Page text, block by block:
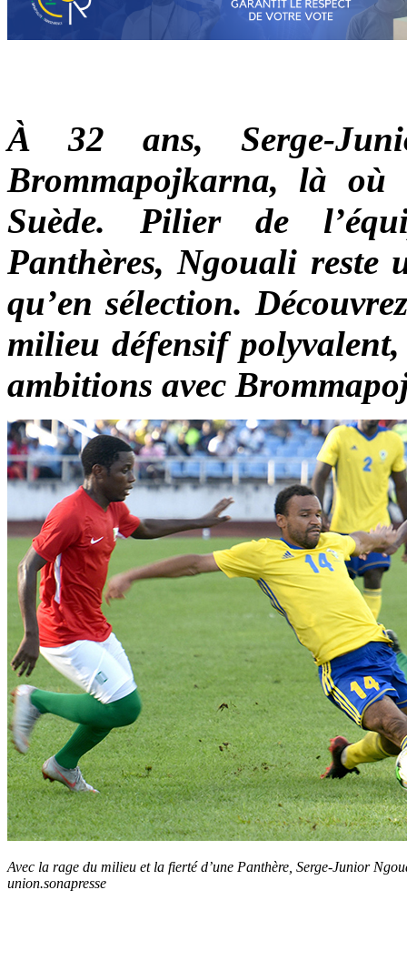
À 32 ans, Serge-
Brommapojkarna, là
Suède. Pilier de
Panthères, Ngouali reste
qu’en sélection.
milieu défensif
ambitions avec
Avec la rage du milieu et la fierté d’une Panthère, Serge-Junior
union.sonapresse